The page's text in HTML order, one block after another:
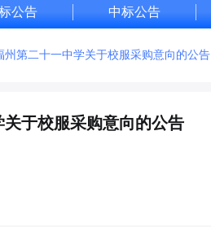
公告 中标公告
州第二十一中学关于校服采购意向的公告
关于校服采购意向的公告